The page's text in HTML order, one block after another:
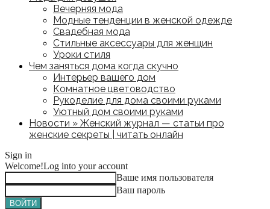
Вечерняя мода
Модные тенденции в женской одежде
Свадебная мода
Стильные аксессуары для женщин
Уроки стиля
Чем заняться дома когда скучно
Интерьер вашего дом
Комнатное цветоводство
Рукоделие для дома своими руками
Уютный дом своими руками
Новости » Женский журнал — статьи про
женские секреты | читать онлайн
Sign in
Welcome!Log into your account
Ваше имя пользователя
Ваш пароль